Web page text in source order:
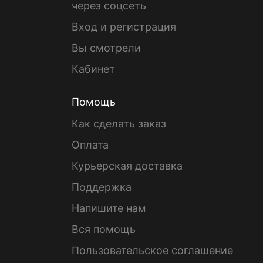
через соцсеть
Вход и регистрация
Вы смотрели
Кабинет
Помощь
Как сделать заказ
Оплата
Курьерская доставка
Поддержка
Напишите нам
Вся помощь
Пользовательское соглашение